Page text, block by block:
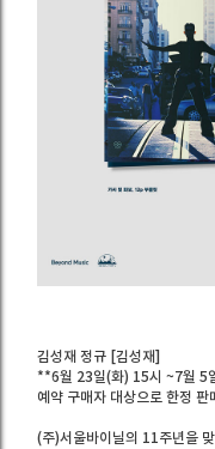
김성재 정규 [김성재]
**6월 23일(화) 15시 ~7월 5
예약 구매자 대상으로 한정 판
(주)서울바이닐의 11주년을